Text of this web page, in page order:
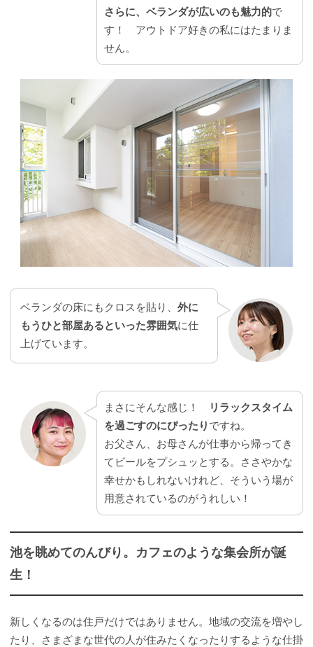
さらに、ベランダが広いのも魅力的で
す！ アウトドア好きの私にはたまりま
せん。
ベランダの床にもクロスを貼り、 外に
もうひと部屋あるといった雰囲気に仕
上げています。
まさにそんな感じ！
リラックスタイム
を過ごすのにぴったり ですね。
お父さん、お母さんが仕事から帰ってき
てビールをプシュッとする。ささやかな
幸せかもしれないけれど、そういう場が
用意されているのがうれしい！
池を眺めてのんびり。カフェのような集会所が誕
生！
新しくなるのは住戸だけではありません。地域の交流を増やし
たり、さまざまな世代の人が住みたくなったりするような仕掛